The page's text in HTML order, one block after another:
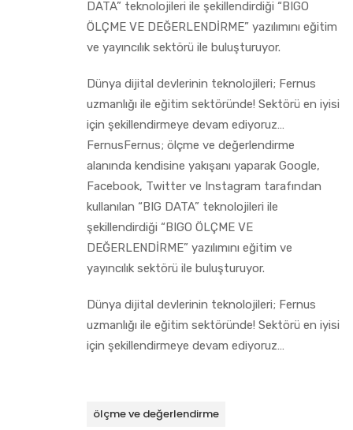
DATA” teknolojileri ile şekillendirdiği “BIGO
ÖLÇME VE DEĞERLENDİRME” yazılımını eğitim
ve yayıncılık sektörü ile buluşturuyor.
Dünya dijital devlerinin teknolojileri; Fernus
uzmanlığı ile eğitim sektöründe! Sektörü en iyisi
için şekillendirmeye devam ediyoruz…
FernusFernus; ölçme ve değerlendirme
alanında kendisine yakışanı yaparak Google,
Facebook, Twitter ve Instagram tarafından
kullanılan “BIG DATA” teknolojileri ile
şekillendirdiği “BIGO ÖLÇME VE
DEĞERLENDİRME” yazılımını eğitim ve
yayıncılık sektörü ile buluşturuyor.
Dünya dijital devlerinin teknolojileri; Fernus
uzmanlığı ile eğitim sektöründe! Sektörü en iyisi
için şekillendirmeye devam ediyoruz…
ölçme ve değerlendirme